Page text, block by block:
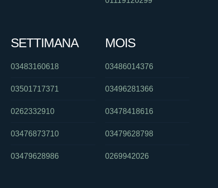
SETTIMANA
03483160618
03501717371
0262332910
03476873710
03479628986
MOIS
03486014376
03496281366
03478418616
03479628798
0269942026